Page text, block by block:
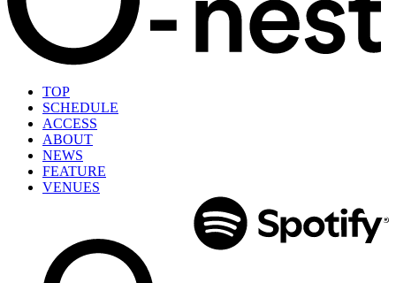
TOP
SCHEDULE
ACCESS
ABOUT
NEWS
FEATURE
VENUES